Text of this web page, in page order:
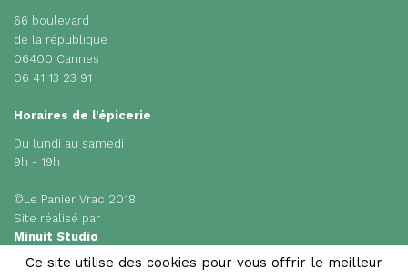
66 boulevard
de la république
06400 Cannes
06 41 13 23 91
Horaires de l'épicerie
Du lundi au samedi
9h - 19h
©Le Panier Vrac 2018
Site réalisé par
Minuit Studio
Ce site utilise des cookies pour vous offrir le meilleur